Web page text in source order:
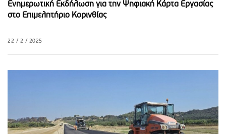
Ενημερωτική Εκδήλωση για την Ψηφιακή Κάρτα Εργασίας
στο Επιμελητήριο Κορινθίας
22 / 2 / 2025